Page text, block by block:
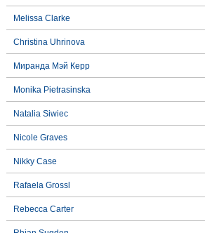
Melissa Clarke
Christina Uhrinova
Миранда Мэй Керр
Monika Pietrasinska
Natalia Siwiec
Nicole Graves
Nikky Case
Rafaela Grossl
Rebecca Carter